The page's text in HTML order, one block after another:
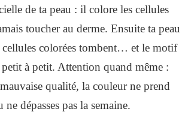
de ta peau : il colore les cellules
toucher au derme. Ensuite ta peau
cellules colorées tombent… et le motif
à petit. Attention quand même :
qualité, la couleur ne prend
dépasses pas la semaine.